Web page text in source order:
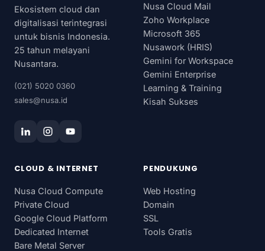
Ekosistem cloud dan
digitalisasi terintegrasi
untuk bisnis Indonesia.
25 tahun melayani
Nusantara.
(021) 5020 0360
sales@nusa.id
Nusa Cloud Mail
Zoho Workplace
Microsoft 365
Nusawork (HRIS)
Gemini for Workspace
Gemini Enterprise
Learning & Training
Kisah Sukses
CLOUD & INTERNET
Nusa Cloud Compute
Private Cloud
Google Cloud Platform
Dedicated Internet
Bare Metal Server
PENDUKUNG
Web Hosting
Domain
SSL
Tools Gratis